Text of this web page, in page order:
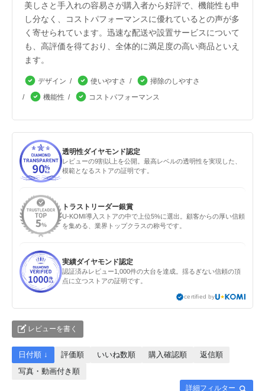
美しさと手入れの容易さが購入者から好評で、機能性も申
し分なく、コストパフォーマンスに優れているとの声が多
く寄せられています。迅速な配送や設置サービスについて
も、高評価を得ており、全体的に満足度の高い商品といえ
ます。
デザイン 使いやすさ
掃除のしやすさ
機能性
コストパフォーマンス
透明性ダイヤモンド認定
レビューの9割以上を公開。最高レベルの透明性を実現した、
模範となるストアの証明です。
トラストリーダー銀賞
U-KOMI導入ストアの中で上位5%に選出。顧客からの厚い信頼
を集める、業界トップクラスの称号です。
実績ダイヤモンド認定
認証済みレビュー1,000件の大台を達成。揺るぎない信頼の頂
点に立つストアの証明です。
certified by
レビューを書く
詳細フィルター
日付順 ↓ 評価順 いいね数順 購入確認順
返信順
写真・動画付き順